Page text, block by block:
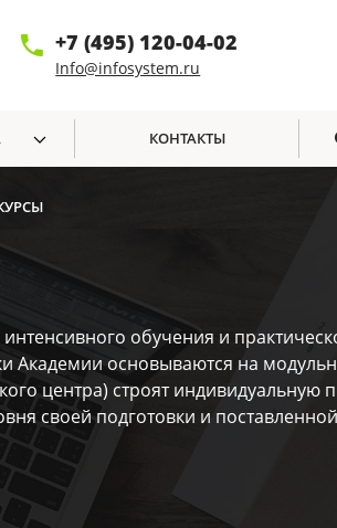
+7 (495) 120-04-02
Info@infosystem.ru
КОНТАКТЫ
обучения и
Академии основываются на
центра) строят индивидуальную
своей подготовки и